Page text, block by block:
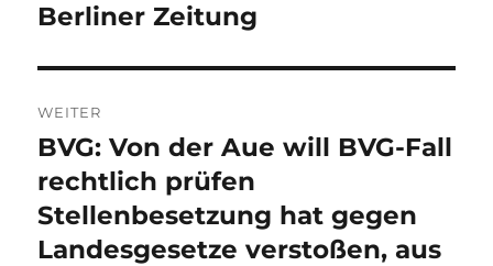
Berliner Zeitung
WEITER
Nächster
Beitrag:
BVG: Von der Aue will BVG-Fall
rechtlich prüfen
Stellenbesetzung hat gegen
Landesgesetze verstoßen, aus